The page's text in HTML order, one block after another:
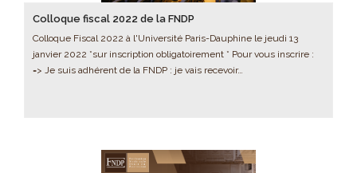
Colloque fiscal 2022 de la FNDP
Colloque Fiscal 2022 à l'Université Paris-Dauphine le jeudi 13
janvier 2022 *sur inscription obligatoirement * Pour vous inscrire :
=> Je suis adhérent de la FNDP : je vais recevoir…